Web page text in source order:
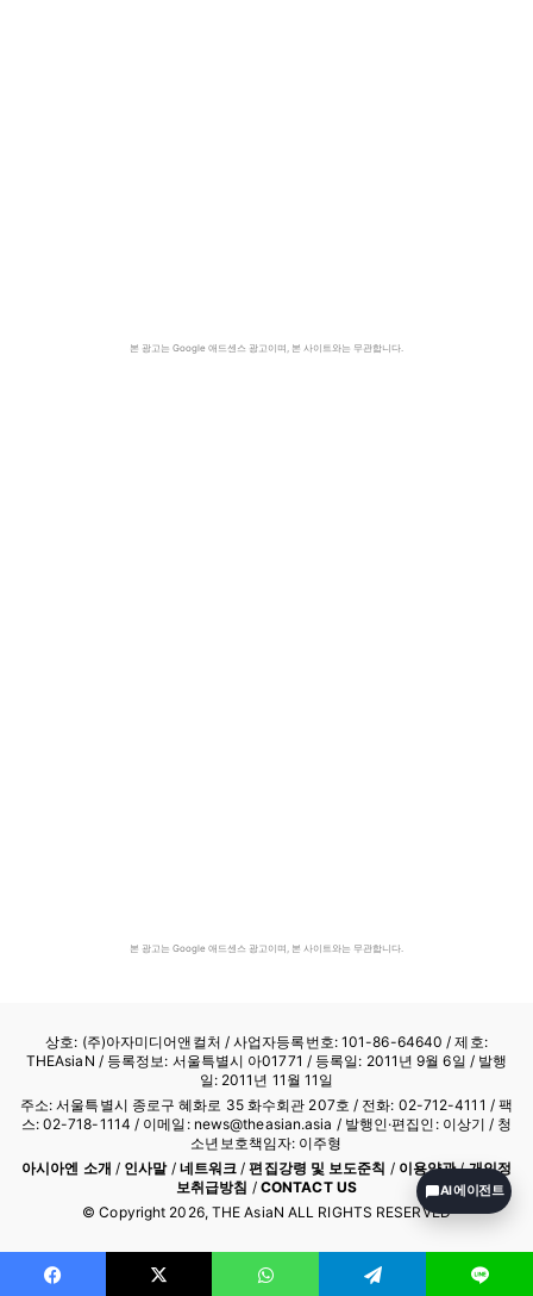
본 광고는 Google 애드센스 광고이며, 본 사이트와는 무관합니다.
본 광고는 Google 애드센스 광고이며, 본 사이트와는 무관합니다.
상호: (주)아자미디어앤컬처 /사업자등록번호: 101-86-64640 / 제호:
THEAsiaN / 등록정보: 서울특별시 아01771 / 등록일: 2011년 9월 6일 / 발행
일: 2011년 11월 11일
주소: 서울특별시 종로구 혜화로 35 화수회관 207호 / 전화: 02-712-4111 / 팩
스: 02-718-1114 / 이메일: news@theasian.asia / 발행인·편집인: 이상기 / 청
소년보호책임자: 이주형
아시아엔 소개 / 인사말/ 네트워크 /편집강령 및 보도준칙 / 이용약관/개인정
보취급방침 / CONTACT US
© Copyright 2026, THE AsiaN ALL RIGHTS RESERVED
AI 에이전트